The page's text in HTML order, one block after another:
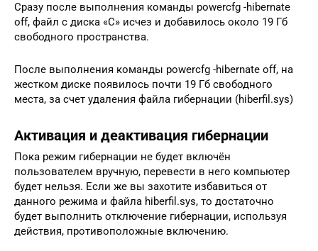
Сразу после выполнения команды powercfg -hibernate
off, файл с диска «С» исчез и добавилось около 19 Гб
свободного пространства.
После выполнения команды powercfg -hibernate off, на
жестком диске появилось почти 19 Гб свободного
места, за счет удаления файла гибернации (hiberfil.sys)
Активация и деактивация гибернации
Пока режим гибернации не будет включён
пользователем вручную, перевести в него компьютер
будет нельзя. Если же вы захотите избавиться от
данного режима и файла hiberfil.sys, то достаточно
будет выполнить отключение гибернации, используя
действия, противоположные включению.